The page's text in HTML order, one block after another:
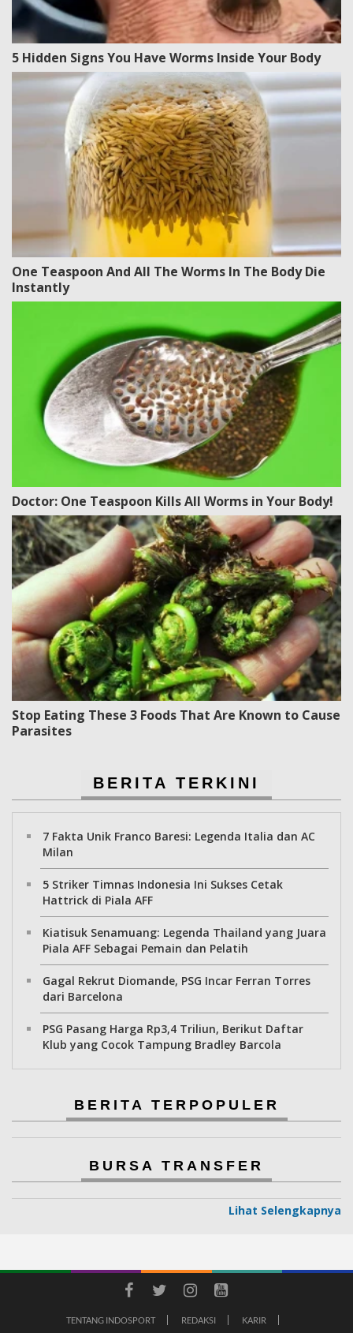
5 Hidden Signs You Have Worms Inside Your Body
One Teaspoon And All The Worms In The Body Die
Instantly
Doctor: One Teaspoon Kills All Worms in Your Body!
Stop Eating These 3 Foods That Are Known to Cause
Parasites
BERITA TERKINI
7 Fakta Unik Franco Baresi: Legenda Italia dan AC
Milan
5 Striker Timnas Indonesia Ini Sukses Cetak
Hattrick di Piala AFF
Kiatisuk Senamuang: Legenda Thailand yang Juara
Piala AFF Sebagai Pemain dan Pelatih
Gagal Rekrut Diomande, PSG Incar Ferran Torres
dari Barcelona
PSG Pasang Harga Rp3,4 Triliun, Berikut Daftar
Klub yang Cocok Tampung Bradley Barcola
BERITA TERPOPULER
BURSA TRANSFER
Lihat Selengkapnya
TENTANG INDOSPORT REDAKSI KARIR